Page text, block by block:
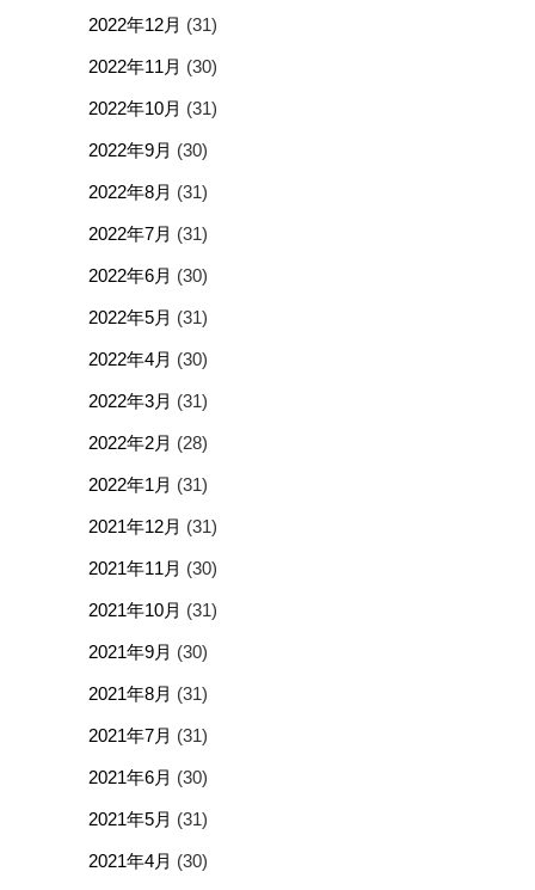
2022年12月 (31)
2022年11月 (30)
2022年10月 (31)
2022年9月 (30)
2022年8月 (31)
2022年7月 (31)
2022年6月 (30)
2022年5月 (31)
2022年4月 (30)
2022年3月 (31)
2022年2月 (28)
2022年1月 (31)
2021年12月 (31)
2021年11月 (30)
2021年10月 (31)
2021年9月 (30)
2021年8月 (31)
2021年7月 (31)
2021年6月 (30)
2021年5月 (31)
2021年4月 (30)